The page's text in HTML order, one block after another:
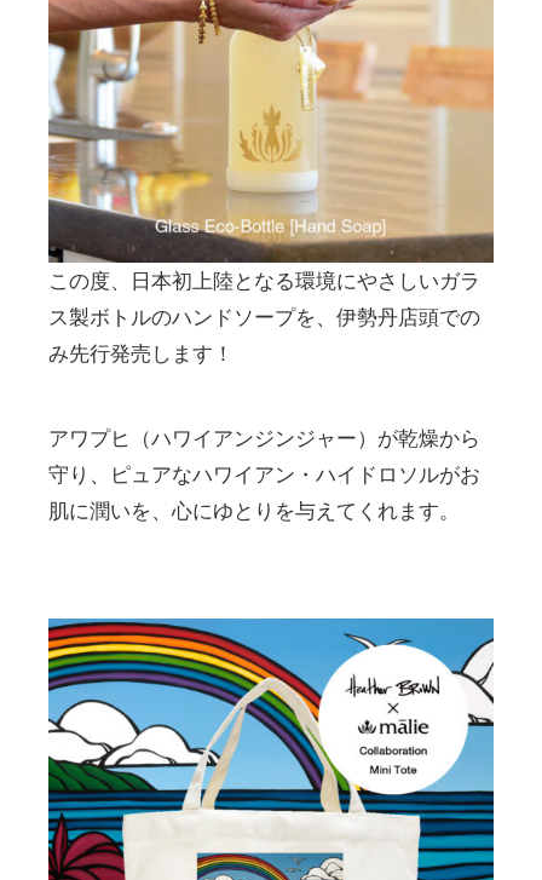
この度、日本初上陸となる環境にやさしいガラ
ス製ボトルのハンドソープを、伊勢丹店頭での
み先行発売します！
アワプヒ（ハワイアンジンジャー）が乾燥から
守り、ピュアなハワイアン・ハイドロソルがお
肌に潤いを、心にゆとりを与えてくれます。